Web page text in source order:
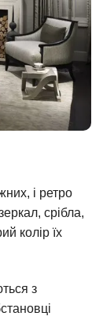
і ретро
срібла,
колір їх
з